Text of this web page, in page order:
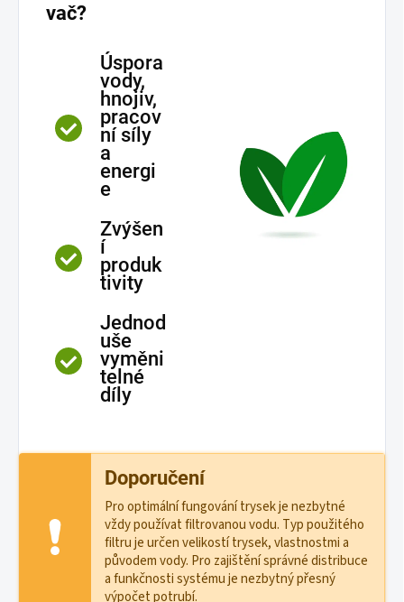
vač?
Úspora
vody,
hnojiv,
pracov
ní síly
a
energi
e
Zvýšen
í
produk
tivity
Jednod
uše
vyměni
telné
díly
Doporučení
Pro optimální fungování trysek je nezbytné
vždy používat filtrovanou vodu. Typ použitého
filtru je určen velikostí trysek, vlastnostmi a
původem vody. Pro zajištění správné distribuce
a funkčnosti systému je nezbytný přesný
výpočet potrubí.